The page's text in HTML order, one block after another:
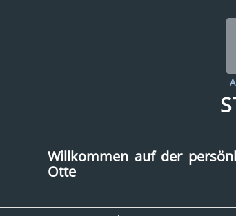
Willkommen auf der
Otte